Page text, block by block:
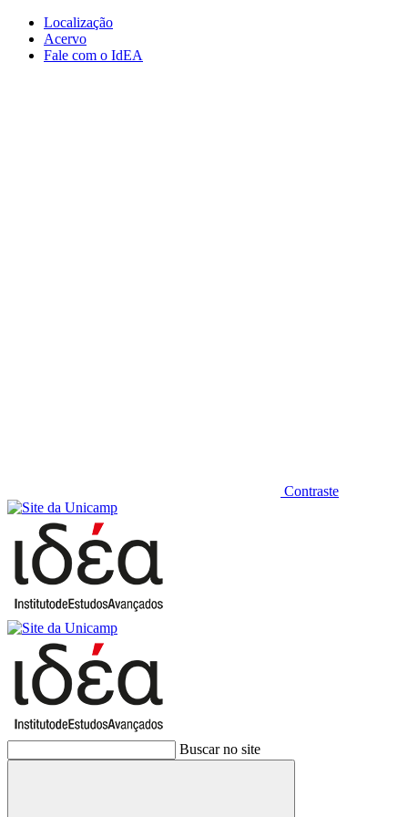
Conteúdo principal
Localização
Acervo
Fale com o IdEA
Contraste
Buscar no site